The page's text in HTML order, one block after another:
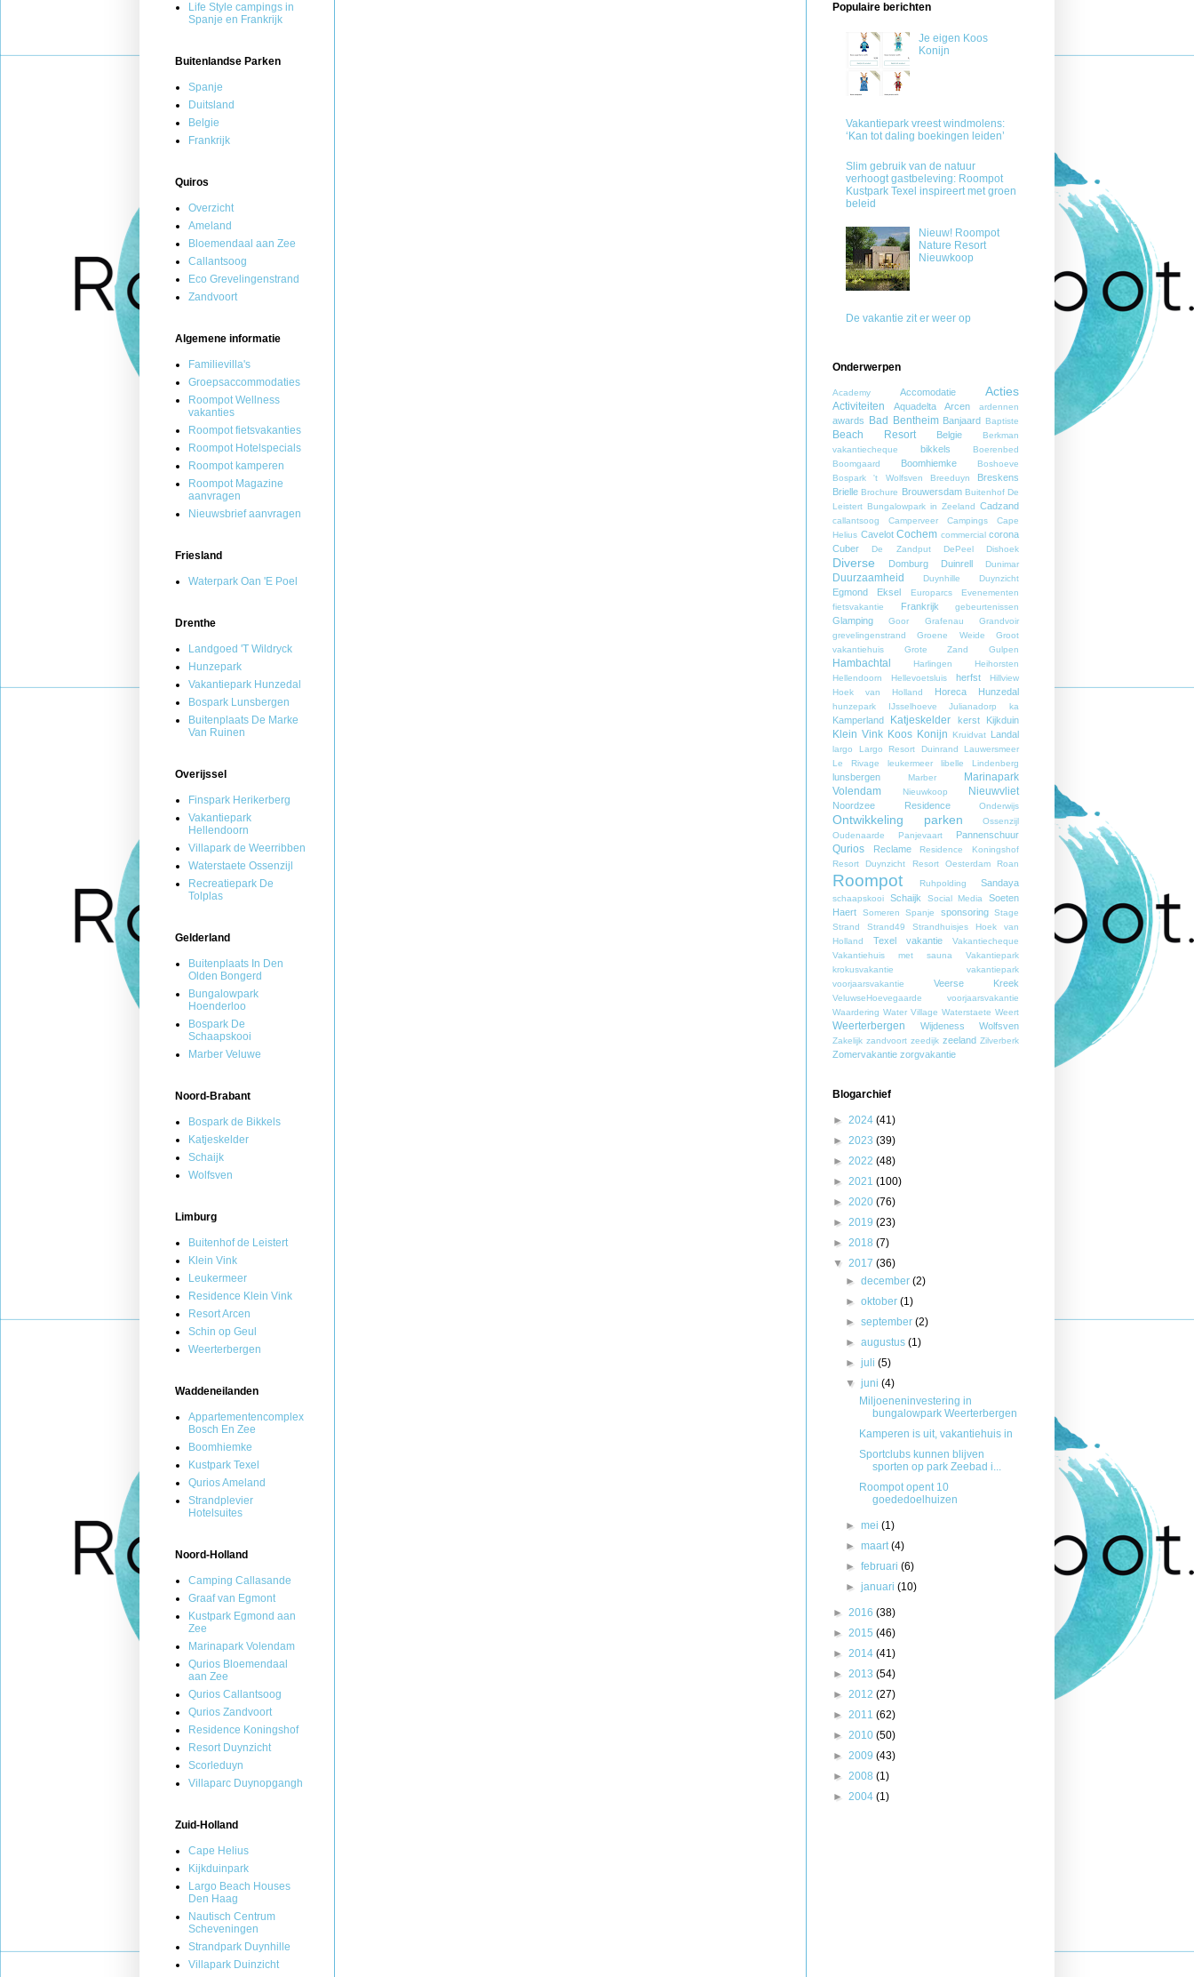
Life Style campings in
Spanje en Frankrijk
Buitenlandse Parken
Spanje
Duitsland
Belgie
Frankrijk
Quiros
Overzicht
Ameland
Bloemendaal aan Zee
Callantsoog
Eco Grevelingenstrand
Zandvoort
Algemene informatie
Familievilla's
Groepsaccommodaties
Roompot Wellness
vakanties
Roompot fietsvakanties
Roompot Hotelspecials
Roompot kamperen
Roompot Magazine
aanvragen
Nieuwsbrief aanvragen
Friesland
Waterpark Oan 'E Poel
Drenthe
Landgoed 'T Wildryck
Hunzepark
Vakantiepark Hunzedal
Bospark Lunsbergen
Buitenplaats De Marke
Van Ruinen
Overijssel
Finspark Herikerberg
Vakantiepark
Hellendoorn
Villapark de Weerribben
Waterstaete Ossenzijl
Recreatiepark De
Tolplas
Gelderland
Buitenplaats In Den
Olden Bongerd
Bungalowpark
Hoenderloo
Bospark De
Schaapskooi
Marber Veluwe
Noord-Brabant
Bospark de Bikkels
Katjeskelder
Schaijk
Wolfsven
Limburg
Buitenhof de Leistert
Klein Vink
Leukermeer
Residence Klein Vink
Resort Arcen
Schin op Geul
Weerterbergen
Waddeneilanden
Appartementencomplex
Bosch En Zee
Boomhiemke
Kustpark Texel
Qurios Ameland
Strandplevier
Hotelsuites
Noord-Holland
Camping Callasande
Graaf van Egmont
Kustpark Egmond aan
Zee
Marinapark Volendam
Qurios Bloemendaal
aan Zee
Qurios Callantsoog
Qurios Zandvoort
Residence Koningshof
Resort Duynzicht
Scorleduyn
Villaparc Duynopgangh
Zuid-Holland
Cape Helius
Kijkduinpark
Largo Beach Houses
Den Haag
Nautisch Centrum
Scheveningen
Strandpark Duynhille
Villapark Duinzicht
Populaire berichten
Je eigen Koos
Konijn
Vakantiepark vreest windmolens:
‘Kan tot daling boekingen leiden’
Slim gebruik van de natuur
verhoogt gastbeleving: Roompot
Kustpark Texel inspireert met groen
beleid
Nieuw! Roompot
Nature Resort
Nieuwkoop
De vakantie zit er weer op
Onderwerpen
Academy Accomodatie Acties
Activiteiten Aquadelta Arcen ardennen
awards Bad Bentheim Banjaard Baptiste
Beach Resort Belgie
Berkman
vakantiecheque
bikkels
Boerenbed
Boomgaard
Boomhiemke
Boshoeve
Bospark 't Wolfsven
Breeduyn
Breskens
Brielle Brochure Brouwersdam Buitenhof De
Leistert Bungalowpark in Zeeland Cadzand
callantsoog Camperveer Campings
Cape
Helius Cavelot Cochem commercial corona
Cuber
De Zandput DePeel Dishoek
Diverse Domburg Duinrell Dunimar
Duurzaamheid Duynhille Duynzicht
Egmond Eksel Europarcs
Evenementen
fietsvakantie
Frankrijk gebeurtenissen
Glamping Goor Grafenau
Grandvoir
grevelingenstrand
Groene Weide
Groot
vakantiehuis
Grote Zand Gulpen
Hambachtal Harlingen
Heihorsten
Hellendoorn
Hellevoetsluis herfst
Hillview
Hoek van Holland
Horeca Hunzedal
hunzepark IJsselhoeve Julianadorp ka
Kamperland Katjeskelder kerst Kijkduin
Klein Vink Koos Konijn Kruidvat Landal
largo Largo Resort Duinrand
Lauwersmeer
Le Rivage
leukermeer libelle Lindenberg
lunsbergen Marber
Marinapark
Volendam
Nieuwkoop Nieuwvliet
Noordzee Residence Onderwijs
Ontwikkeling parken
Ossenzijl
Oudenaarde
Panjevaart Pannenschuur
Qurios Reclame
Residence Koningshof
Resort Duynzicht
Resort Oesterdam Roan
Roompot Ruhpolding Sandaya
schaapskooi Schaijk Social Media
Soeten
Haert
Someren Spanje sponsoring Stage
Strand
Strand49
Strandhuisjes Hoek van
Holland
Texel vakantie
Vakantiecheque
Vakantiehuis met sauna
Vakantiepark
krokusvakantie
vakantiepark
voorjaarsvakantie
Veerse Kreek
VeluwseHoevegaarde
voorjaarsvakantie
Waardering Water Village Waterstaete Weert
Weerterbergen Wijdeness Wolfsven
Zakelijk zandvoort zeedijk zeeland Zilverberk
Zomervakantie zorgvakantie
Blogarchief
► 2024 (41)
► 2023 (39)
► 2022 (48)
► 2021 (100)
► 2020 (76)
► 2019 (23)
► 2018 (7)
▼ 2017 (36)
►december(2)
►oktober(1)
►september(2)
►augustus(1)
►juli(5)
▼juni(4)
Miljoeneninvestering in
bungalowpark Weerterbergen
Kamperen is uit, vakantiehuis in
Sportclubs kunnen blijven
sporten op park Zeebad i...
Roompot opent 10
goededoelhuizen
►mei(1)
►maart(4)
►februari(6)
►januari(10)
► 2016 (38)
► 2015 (46)
► 2014 (41)
► 2013 (54)
► 2012 (27)
► 2011 (62)
► 2010 (50)
► 2009 (43)
► 2008 (1)
► 2004 (1)